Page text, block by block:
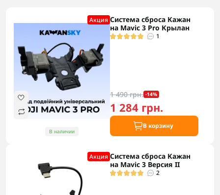
Акция
В наличии
Система сброса Кажан
на Mavic 3 Pro Крылан
1
1 490 грн. -14%
1 284 грн.
В корзину
Акция Система сброса Кажан
на Mavic 3 Версия II
2